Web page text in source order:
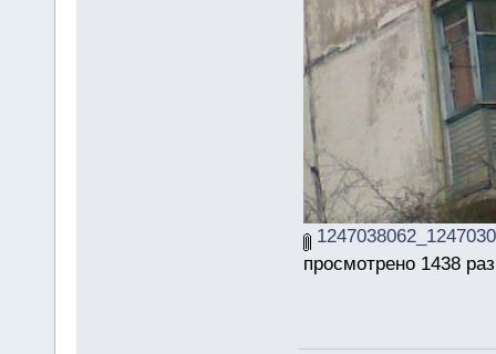
просмотрено 1438